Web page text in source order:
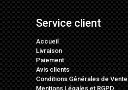
Service client
Accueil
Livraison
Paiement
Avis clients
Conditions Générales de Vente
Mentions LégalesetRGPD